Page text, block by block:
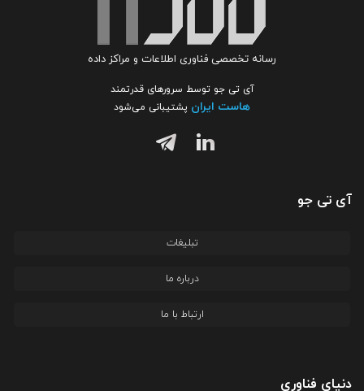
رسانه تخصصی فناوری اطلاعات و مراکز داده
آی تی جو توسط سرورهای قدرتمند
هاست ایران پشتیبانی می‌شود
آی تی جو
تبلیغات
درباره ما
ارتباط با ما
دنیای فناوری